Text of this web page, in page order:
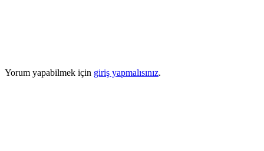
Yorum yapabilmek için giriş yapmalısınız.